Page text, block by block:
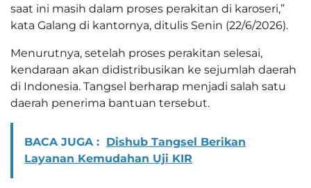
saat ini masih dalam proses perakitan di karoseri,”
kata Galang di kantornya, ditulis Senin (22/6/2026).
Menurutnya, setelah proses perakitan selesai,
kendaraan akan didistribusikan ke sejumlah daerah
di Indonesia. Tangsel berharap menjadi salah satu
daerah penerima bantuan tersebut.
BACA JUGA : Dishub Tangsel Berikan
Layanan Kemudahan Uji KIR